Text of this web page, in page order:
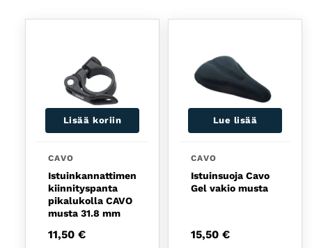
Lisää koriin
CAVO
Istuinkannattimen
kiinnityspanta
pikalukolla CAVO
musta 31.8 mm
11,50 €
Lue lisää
CAVO
Istuinsuoja Cavo
Gel vakio musta
15,50 €